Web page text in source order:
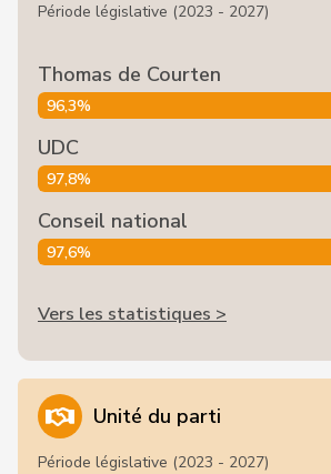
Période législative (2023 - 2027)
Thomas de Courten
96,3%
UDC
97,8%
Conseil national
97,6%
Vers les statistiques >
Unité du parti
Période législative (2023 - 2027)